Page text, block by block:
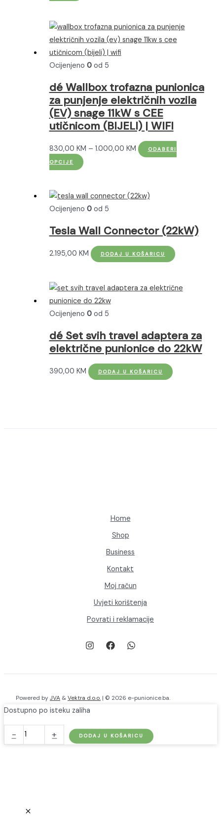
do
239,00 KM
više
varijanti.
Opcije
se
mogu
odabrati
na
stranici
proizvoda
Ocijenjeno 0od 5
dé Wallbox trofazna punionica
za punjenje električnih vozila
(EV) snage 11kW s CEE
utičnicom (BIJELI) | WIFI
830,00 KM – 1.000,00 KMRaspon
do
ODABERI
OPCIJE
Ovaj
više
varijanti.
Opcije
se
mogu
odabrati
stranici
proizvoda
Ocijenjeno 0od 5
Tesla Wall Connector (22kW)
2.195,00 KM DODAJ U KOŠARICU
Ocijenjeno 0od 5
dé Set svih travel adaptera za
električne punionice do 22kW
390,00 KM DODAJ U KOŠARICU
Home
Shop
Business
Kontakt
Moj račun
Uvjeti korištenja
Povrati i reklamacije
Powered byJVA &Vektra d.o.o. | © 2026 e-punionice.ba.
Dostupno po isteku zaliha
-
e
+ DODAJ U KOŠARICU